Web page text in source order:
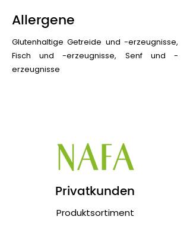
Allergene
Glutenhaltige Getreide und -erzeugnisse,
Fisch und -erzeugnisse, Senf und -
erzeugnisse
Privatkunden
Produktsortiment